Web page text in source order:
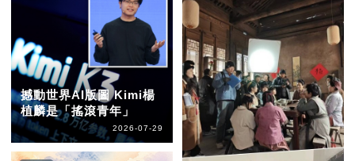
撼動世界AI版圖 Kimi楊
植麟是「搖滾青年」
2026-07-29